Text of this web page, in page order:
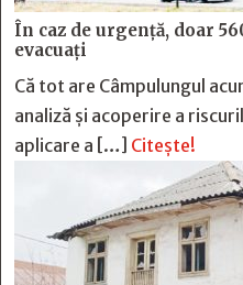
În caz de urgență, doar
evacuați
Că tot are Câmpulungul
analiză și acoperire a
aplicare a […] Citește!